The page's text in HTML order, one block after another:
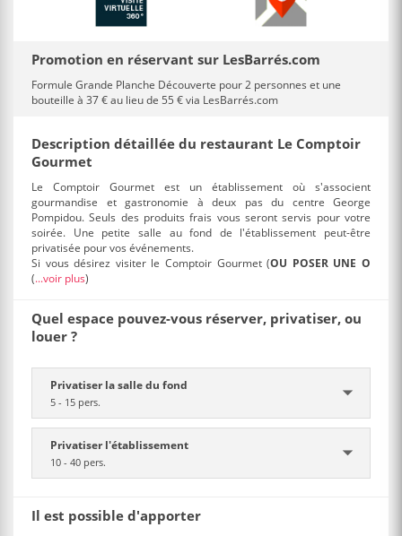
Promotion en réservant sur LesBarrés.com
Formule Grande Planche Découverte pour 2 personnes et une
bouteille à 37 € au lieu de 55 € via LesBarrés.com
Description détaillée du restaurant Le Comptoir
Gourmet
Le Comptoir Gourmet est un établissement où s'associent
gourmandise et gastronomie à deux pas du centre George
Pompidou. Seuls des produits frais vous seront servis pour votre
soirée. Une petite salle au fond de l'établissement peut-être
privatisée pour vos événements.
Si vous désirez visiter le Comptoir Gourmet (OU POSER UNE O
(...voir plus)
Il est possible d'apporter
Quel espace pouvez-vous réserver, privatiser, ou
louer ?
Privatiser la salle du fond
5 - 15 pers.
Privatiser l'établissement
10 - 40 pers.